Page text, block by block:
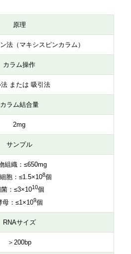
原理
法（マキシスピンカラム）
カラム操作
または 吸引法
カラム結合量
2mg
サンプル
組織：≤650mg
胞：≤1.5×108個
：≤3×1010個
母：≤1×109個
RNAサイズ
＞200bp